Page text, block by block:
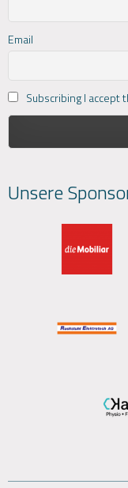
Email
Subscribing I accept
Unsere